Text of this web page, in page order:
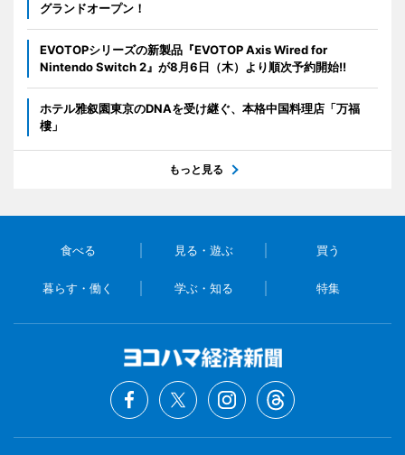
グランドオープン！
EVOTOPシリーズの新製品『EVOTOP Axis Wired for
Nintendo Switch 2』が8月6日（木）より順次予約開始!!
ホテル雅叙園東京のDNAを受け継ぐ、本格中国料理店「万福
樓」
もっと見る
食べる 見る・遊ぶ 買う
暮らす・働く 学ぶ・知る 特集